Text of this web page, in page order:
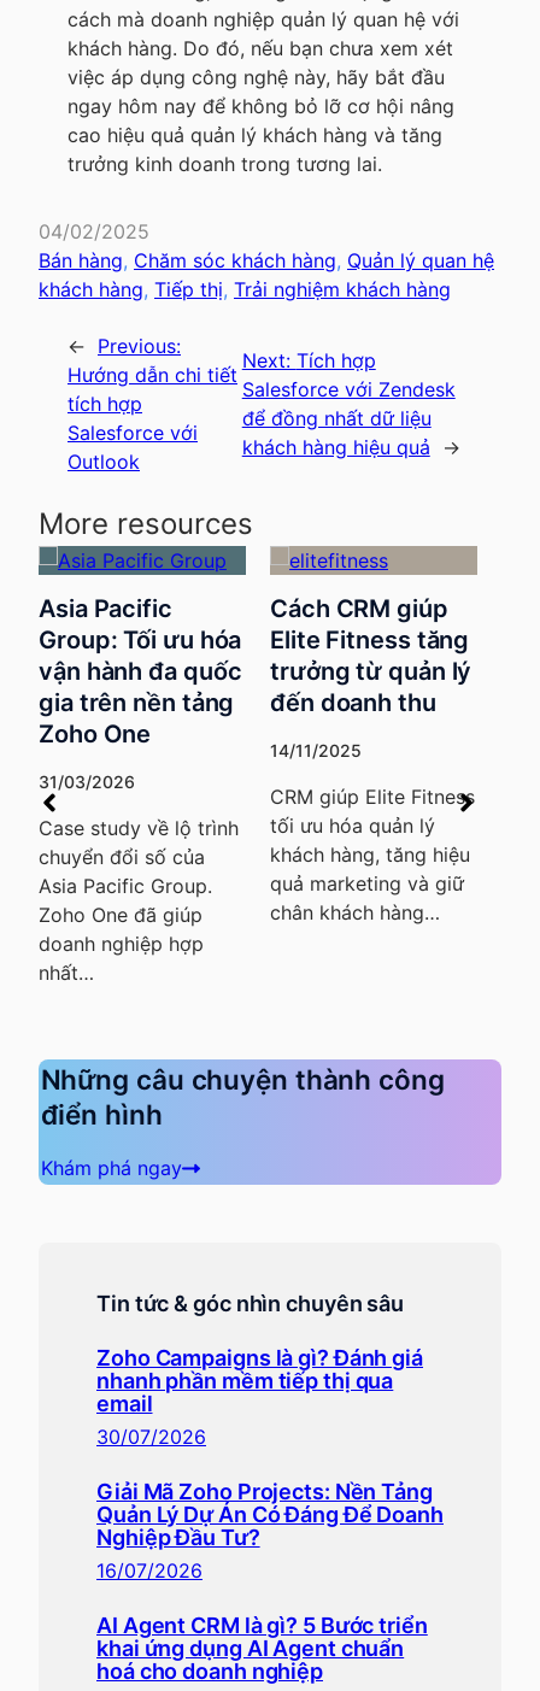
cách mà doanh nghiệp quản lý quan hệ với
khách hàng. Do đó, nếu bạn chưa xem xét
việc áp dụng công nghệ này, hãy bắt đầu
ngay hôm nay để không bỏ lỡ cơ hội nâng
cao hiệu quả quản lý khách hàng và tăng
trưởng kinh doanh trong tương lai.
04/02/2025
Bán hàng, Chăm sóc khách hàng, Quản lý quan hệ
khách hàng, Tiếp thị, Trải nghiệm khách hàng
← Previous:
Hướng dẫn chi tiết
tích hợp
Salesforce với
Outlook
Next: Tích hợp
Salesforce với Zendesk
để đồng nhất dữ liệu
khách hàng hiệu quả
→
More resources
Cách CRM giúp
Elite Fitness tăng
trưởng từ quản lý
đến doanh thu
14/11/2025
CRM giúp Elite Fitness
tối ưu hóa quản lý
khách hàng, tăng hiệu
quả marketing và giữ
chân khách hàng…
Ứng dụng CRM
tại Viện nghiên
cứu phát triển
nguồn lực Việt
(IRDM)
11/11/2025
Ứng dụng CRM tại
IRDM giúp nâng cao
chất lượng dịch vụ,
tăng cường giao tiếp
và tạo ra những…
Những câu chuyện thành công
điển hình
Khám phá ngay
Tin tức & góc nhìn chuyên sâu
Zoho Campaigns là gì? Đánh giá
nhanh phần mềm tiếp thị qua
email
30/07/2026
Giải Mã Zoho Projects: Nền Tảng
Quản Lý Dự Án Có Đáng Để Doanh
Nghiệp Đầu Tư?
16/07/2026
AI Agent CRM là gì? 5 Bước triển
khai ứng dụng AI Agent chuẩn
hoá cho doanh nghiệp